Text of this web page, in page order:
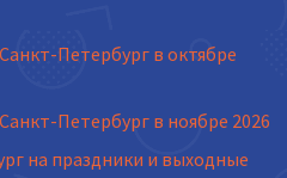
Петербург в октябре
Петербург в ноябре 2026
на праздники и выходные